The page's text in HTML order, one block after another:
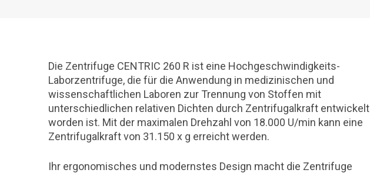
Die Zentrifuge CENTRIC 260 R ist eine Hochgeschwindigkeits-
Laborzentrifuge, die für die Anwendung in medizinischen und
wissenschaftlichen Laboren zur Trennung von Stoffen mit
unterschiedlichen relativen Dichten durch Zentrifugalkraft entwickelt
worden ist. Mit der maximalen Drehzahl von 18.000 U/min kann eine
Zentrifugalkraft von 31.150 x g erreicht werden.
Ihr ergonomisches und modernstes Design macht die Zentrifuge